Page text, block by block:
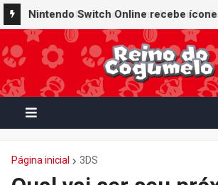
Nintendo Switch Online recebe
Mario Paint (SNES) e Mario Kart:
(GBA)
Página inicial 3DS